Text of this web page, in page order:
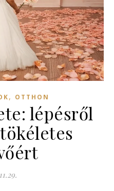
, OTTHON
lépésről